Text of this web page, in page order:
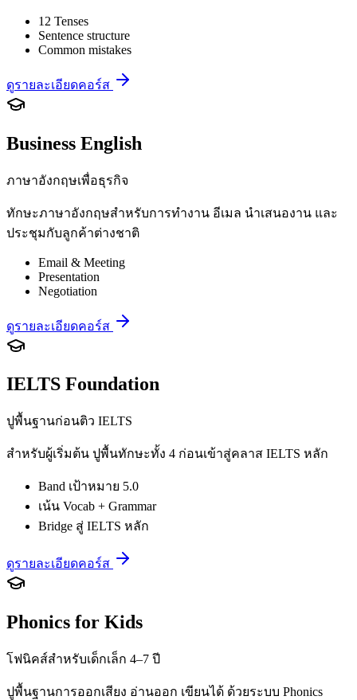
12 Tenses
Sentence structure
Common mistakes
ดูรายละเอียดคอร์ส
Business English
ภาษาอังกฤษเพื่อธุรกิจ
ทักษะภาษาอังกฤษสำหรับการทำงาน อีเมล นำเสนองาน และ
ประชุมกับลูกค้าต่างชาติ
Email & Meeting
Presentation
Negotiation
ดูรายละเอียดคอร์ส
IELTS Foundation
ปูพื้นฐานก่อนติว IELTS
สำหรับผู้เริ่มต้น ปูพื้นทักษะทั้ง 4 ก่อนเข้าสู่คลาส IELTS หลัก
Band เป้าหมาย 5.0
เน้น Vocab + Grammar
Bridge สู่ IELTS หลัก
ดูรายละเอียดคอร์ส
Phonics for Kids
โฟนิคส์สำหรับเด็กเล็ก 4–7 ปี
ปูพื้นฐานการออกเสียง อ่านออก เขียนได้ ด้วยระบบ Phonics